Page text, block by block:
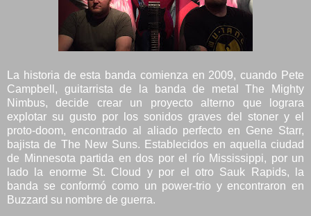
La historia de esta banda comienza en 2009, cuando Pete
Campbell, guitarrista de la banda de metal The Mighty
Nimbus, decide crear un proyecto alterno que lograra
explotar su gusto por los sonidos graves del stoner y el
proto-doom, encontrado al aliado perfecto en Gene Starr,
bajista de The New Suns. Establecidos en aquella ciudad
de Minnesota partida en dos por el río Mississippi, por un
lado la enorme St. Cloud y por el otro Sauk Rapids, la
banda se conformó como un power-trio y encontraron en
Buzzard su nombre de guerra.